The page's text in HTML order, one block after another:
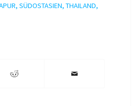
, SÜDOSTASIEN, THAILAND,